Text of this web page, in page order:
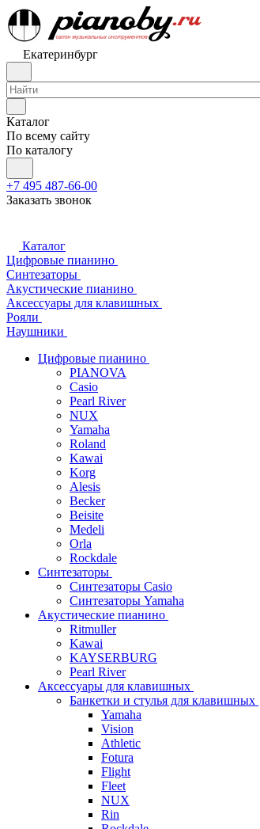
Екатеринбург
Каталог
По всему сайту
По каталогу
+7 495 487-66-00
Заказать звонок
Каталог
Цифровые пианино
Синтезаторы
Акустические пианино
Аксессуары для клавишных
Рояли
Наушники
Цифровые пианино
PIANOVA
Casio
Pearl River
NUX
Yamaha
Roland
Kawai
Korg
Alesis
Becker
Beisite
Medeli
Orla
Rockdale
Синтезаторы
Синтезаторы Casio
Синтезаторы Yamaha
Акустические пианино
Ritmuller
Kawai
KAYSERBURG
Pearl River
Аксессуары для клавишных
Банкетки и стулья для клавишных
Yamaha
Vision
Athletic
Fotura
Flight
Fleet
NUX
Rin